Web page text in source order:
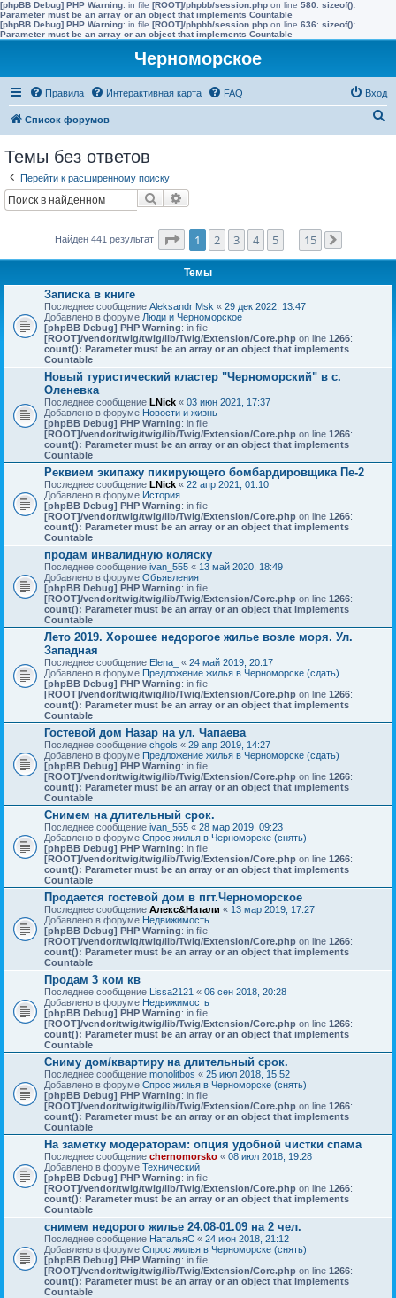
[phpBB Debug] PHP Warning: in file [ROOT]/phpbb/session.php on line 580: sizeof():
Parameter must be an array or an object that implements Countable
[phpBB Debug] PHP Warning: in file [ROOT]/phpbb/session.php on line 636: sizeof():
Parameter must be an array or an object that implements Countable
Черноморское
Правила Интерактивная карта FAQ Вход
Список форумов
Темы без ответов
Перейти к расширенному поиску
Поиск
Найден 441 результат Страница1 из
1 2 3 4 5 15
Темы
Записка в книге
Последнее сообщение Aleksandr Msk « 29 дек 2022, 13:47
Добавлено в форуме Люди и Черноморское
[phpBB Debug] PHP Warning: in file
[ROOT]/vendor/twig/twig/lib/Twig/Extension/Core.php on line 1266:
count(): Parameter must be an array or an object that implements
Countable
Новый туристический кластер "Черноморский" в с.
Оленевка
Последнее сообщение LNick « 03 июн 2021, 17:37
Добавлено в форуме Новости и жизнь
[phpBB Debug] PHP Warning: in file
[ROOT]/vendor/twig/twig/lib/Twig/Extension/Core.php on line 1266:
count(): Parameter must be an array or an object that implements
Countable
Реквием экипажу пикирующего бомбардировщика Пе-2
Последнее сообщение LNick « 22 апр 2021, 01:10
Добавлено в форуме История
[phpBB Debug] PHP Warning: in file
[ROOT]/vendor/twig/twig/lib/Twig/Extension/Core.php on line 1266:
count(): Parameter must be an array or an object that implements
Countable
продам инвалидную коляску
Последнее сообщение ivan_555 « 13 май 2020, 18:49
Добавлено в форуме Объявления
[phpBB Debug] PHP Warning: in file
[ROOT]/vendor/twig/twig/lib/Twig/Extension/Core.php on line 1266:
count(): Parameter must be an array or an object that implements
Countable
Лето 2019. Хорошее недорогое жилье возле моря. Ул.
Западная
Последнее сообщение Elena_ « 24 май 2019, 20:17
Добавлено в форуме Предложение жилья в Черноморске (сдать)
[phpBB Debug] PHP Warning: in file
[ROOT]/vendor/twig/twig/lib/Twig/Extension/Core.php on line 1266:
count(): Parameter must be an array or an object that implements
Countable
Гостевой дом Назар на ул. Чапаева
Последнее сообщение chgols « 29 апр 2019, 14:27
Добавлено в форуме Предложение жилья в Черноморске (сдать)
[phpBB Debug] PHP Warning: in file
[ROOT]/vendor/twig/twig/lib/Twig/Extension/Core.php on line 1266:
count(): Parameter must be an array or an object that implements
Countable
Снимем на длительный срок.
Последнее сообщение ivan_555 « 28 мар 2019, 09:23
Добавлено в форуме Спрос жилья в Черноморске (снять)
[phpBB Debug] PHP Warning: in file
[ROOT]/vendor/twig/twig/lib/Twig/Extension/Core.php on line 1266:
count(): Parameter must be an array or an object that implements
Countable
Продается гостевой дом в пгт.Черноморское
Последнее сообщение Алекс&Натали « 13 мар 2019, 17:27
Добавлено в форуме Недвижимость
[phpBB Debug] PHP Warning: in file
[ROOT]/vendor/twig/twig/lib/Twig/Extension/Core.php on line 1266:
count(): Parameter must be an array or an object that implements
Countable
Продам 3 ком кв
Последнее сообщение Lissa2121 « 06 сен 2018, 20:28
Добавлено в форуме Недвижимость
[phpBB Debug] PHP Warning: in file
[ROOT]/vendor/twig/twig/lib/Twig/Extension/Core.php on line 1266:
count(): Parameter must be an array or an object that implements
Countable
Сниму дом/квартиру на длительный срок.
Последнее сообщение monolitbos « 25 июл 2018, 15:52
Добавлено в форуме Спрос жилья в Черноморске (снять)
[phpBB Debug] PHP Warning: in file
[ROOT]/vendor/twig/twig/lib/Twig/Extension/Core.php on line 1266:
count(): Parameter must be an array or an object that implements
Countable
На заметку модераторам: опция удобной чистки спама
Последнее сообщение chernomorsko « 08 июл 2018, 19:28
Добавлено в форуме Технический
[phpBB Debug] PHP Warning: in file
[ROOT]/vendor/twig/twig/lib/Twig/Extension/Core.php on line 1266:
count(): Parameter must be an array or an object that implements
Countable
снимем недорого жилье 24.08-01.09 на 2 чел.
Последнее сообщение НатальяС « 24 июн 2018, 21:12
Добавлено в форуме Спрос жилья в Черноморске (снять)
[phpBB Debug] PHP Warning: in file
[ROOT]/vendor/twig/twig/lib/Twig/Extension/Core.php on line 1266:
count(): Parameter must be an array or an object that implements
Countable